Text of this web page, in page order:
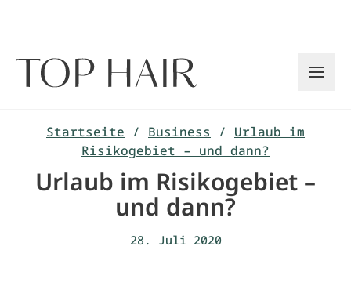
Startseite / Business / Urlaub im
Risikogebiet – und dann?
Urlaub im Risikogebiet –
und dann?
28. Juli 2020